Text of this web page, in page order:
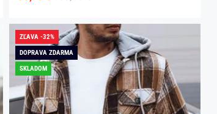
ZĽAVA -32%
DOPRAVA ZDARMA
SKLADOM